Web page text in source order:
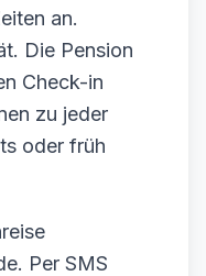
an.
Die Pension
Check-in
zu jeder
oder früh
Per SMS